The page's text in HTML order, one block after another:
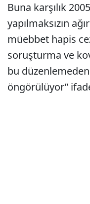
Buna karşılık
yapılmaksızın
müebbet hapis
soruşturma ve
bu
öngörülüyor”